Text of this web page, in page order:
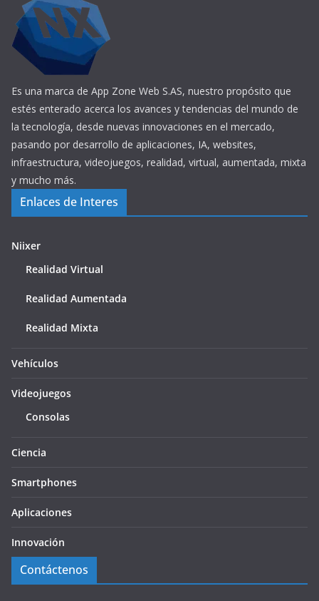
Es una marca de App Zone Web S.AS, nuestro propósito que
estés enterado acerca los avances y tendencias del mundo de
la tecnología, desde nuevas innovaciones en el mercado,
pasando por desarrollo de aplicaciones, IA, websites,
infraestructura, videojuegos, realidad, virtual, aumentada, mixta
y mucho más.
Enlaces de Interes
Niixer
Realidad Virtual
Realidad Aumentada
Realidad Mixta
Vehículos
Videojuegos
Consolas
Ciencia
Smartphones
Aplicaciones
Innovación
Contáctenos